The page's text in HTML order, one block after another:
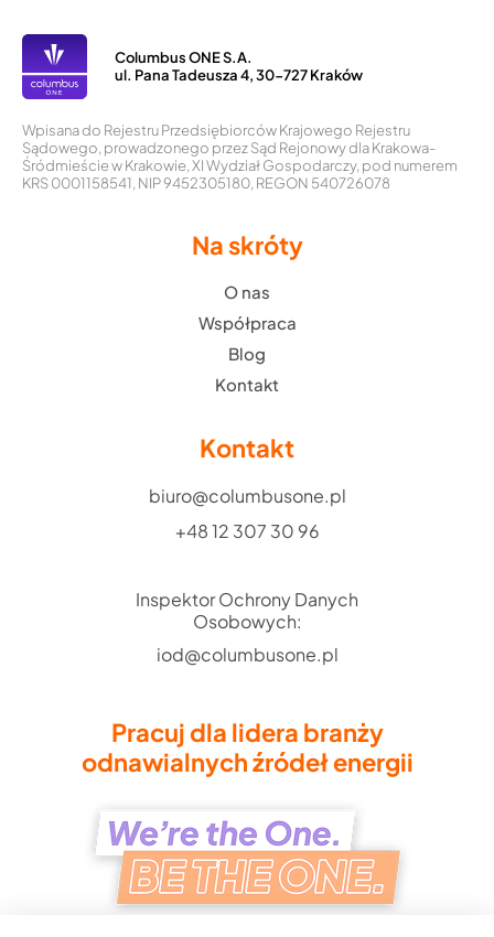
Columbus ONE S.A.
ul. Pana Tadeusza 4, 30-727 Kraków
Wpisana do Rejestru Przedsiębiorców Krajowego Rejestru
Sądowego, prowadzonego przez Sąd Rejonowy dla Krakowa-
Śródmieście w Krakowie, XI Wydział Gospodarczy, pod numerem
KRS 0001158541, NIP 9452305180, REGON 540726078
Na skróty
O nas
Współpraca
Blog
Kontakt
Kontakt
biuro@columbusone.pl
+48 12 307 30 96
Inspektor Ochrony Danych
Osobowych:
iod@columbusone.pl
Pracuj dla lidera branży
odnawialnych źródeł energii